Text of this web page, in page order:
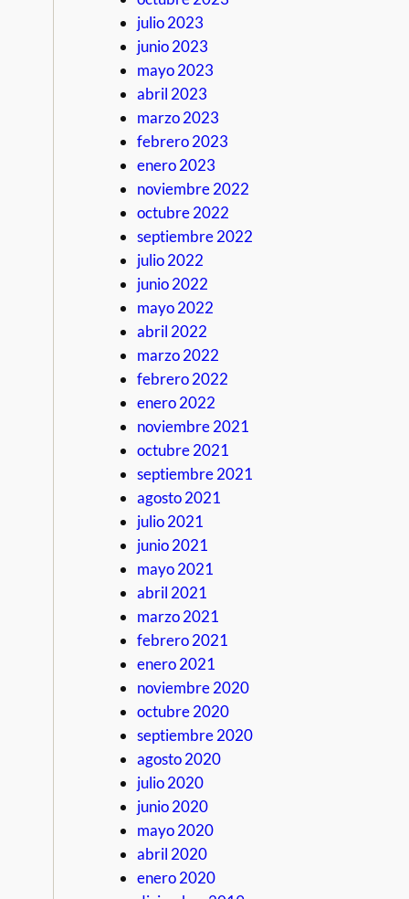
julio 2023
junio 2023
mayo 2023
abril 2023
marzo 2023
febrero 2023
enero 2023
noviembre 2022
octubre 2022
septiembre 2022
julio 2022
junio 2022
mayo 2022
abril 2022
marzo 2022
febrero 2022
enero 2022
noviembre 2021
octubre 2021
septiembre 2021
agosto 2021
julio 2021
junio 2021
mayo 2021
abril 2021
marzo 2021
febrero 2021
enero 2021
noviembre 2020
octubre 2020
septiembre 2020
agosto 2020
julio 2020
junio 2020
mayo 2020
abril 2020
enero 2020